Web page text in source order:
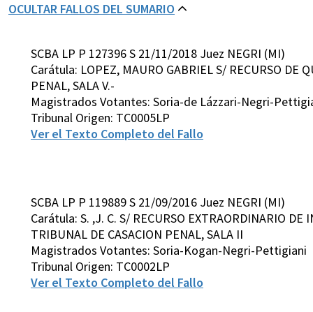
OCULTAR FALLOS DEL SUMARIO
SCBA LP P 127396 S 21/11/2018 Juez NEGRI (MI)
Carátula: LOPEZ, MAURO GABRIEL S/ RECURSO DE
PENAL, SALA V.-
Magistrados Votantes: Soria-de Lázzari-Negri-
Tribunal Origen: TC0005LP
Ver el Texto Completo del Fallo
SCBA LP P 119889 S 21/09/2016 Juez NEGRI (MI)
Carátula: S. ,J. C. S/ RECURSO EXTRAORDINARIO DE
TRIBUNAL DE CASACION PENAL, SALA II
Magistrados Votantes: Soria-Kogan-Negri-Pettigiani
Tribunal Origen: TC0002LP
Ver el Texto Completo del Fallo